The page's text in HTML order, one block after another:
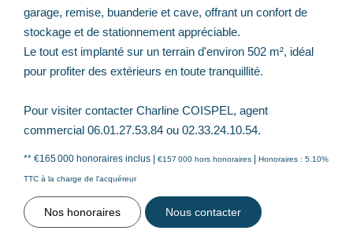
garage, remise, buanderie et cave, offrant un confort de
stockage et de stationnement appréciable.
Le tout est implanté sur un terrain d'environ 502 m², idéal
pour profiter des extérieurs en toute tranquillité.
Pour visiter contacter Charline COISPEL, agent
commercial 06.01.27.53.84 ou 02.33.24.10.54.
** €165 000 honoraires inclus | €157 000 hors honoraires | Honoraires : 5.10%
TTC à la charge de l'acquéreur
Nos honoraires Nous contacter